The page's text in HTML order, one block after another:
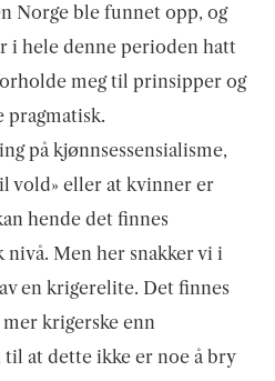
Norge ble funnet opp, og
i hele denne perioden hatt
meg til prinsipper og
pragmatisk.
på kjønnsessensialisme,
vold» eller at kvinner er
hende det finnes
nivå. Men her snakker vi i
en krigerelite. Det finnes
krigerske enn
at dette ikke er noe å bry